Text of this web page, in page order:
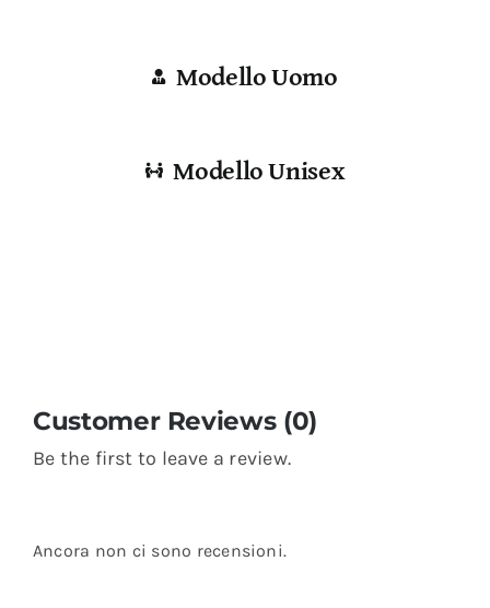
Modello Uomo
Modello Unisex
Customer Reviews (0)
Be the first to leave a review.
Ancora non ci sono recensioni.